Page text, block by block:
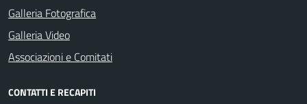
Galleria Fotografica
Galleria Video
Associazioni e Comitati
CONTATTI E RECAPITI